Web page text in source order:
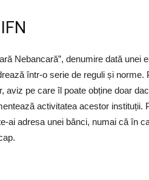
Nebancară”, denumire dată unei
într-o serie de reguli și norme.
aviz pe care îl poate obține doar
activitatea acestor instituții.
ai adresa unei bănci, numai că în